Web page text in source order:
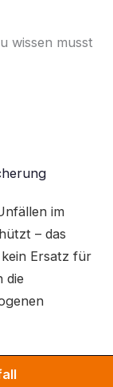
wissen musst
im
– das
Ersatz für
die